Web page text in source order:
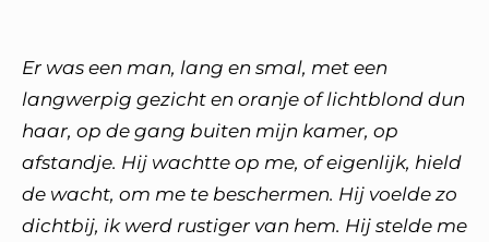
Er was een man, lang en smal, met een
langwerpig gezicht en oranje of lichtblond dun
haar, op de gang buiten mijn kamer, op
afstandje. Hij wachtte op me, of eigenlijk, hield
de wacht, om me te beschermen. Hij voelde zo
dichtbij, ik werd rustiger van hem. Hij stelde me